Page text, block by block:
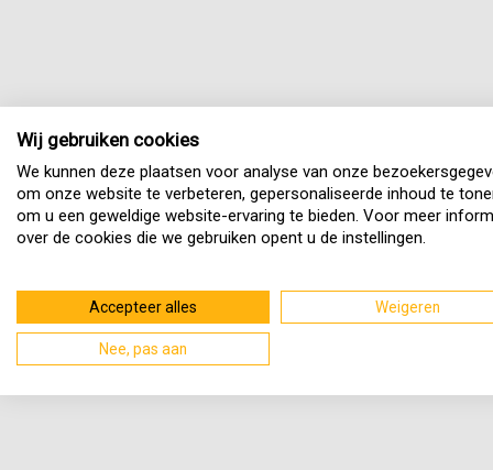
Wij gebruiken cookies
We kunnen deze plaatsen voor analyse van onze
om onze website te verbeteren, gepersonaliseerde inhoud te
om u een geweldige website-ervaring te bieden. Voor meer
over de cookies die we gebruiken opent u de instellingen.
Accepteer alles Weigeren
Nee, pas aan